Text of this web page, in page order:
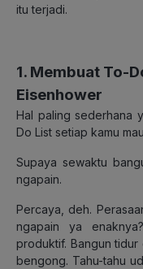
itu terjadi.
1. Membuat To-
Eisenhower
Hal paling sederhana
Do List setiap kamu
Supaya sewaktu
ngapain.
Percaya, deh.
ngapain ya
produktif. Bangun
bengong. Tahu-tahu